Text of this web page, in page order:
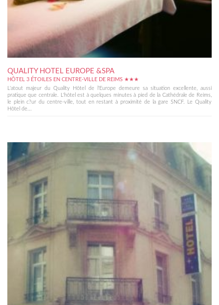
QUALITY HOTEL EUROPE &SPA
HÔTEL 3 ÉTOILES EN CENTRE-VILLE DE REIMS ★★★
L'atout majeur du Quality Hôtel de l'Europe demeure sa situation excellente, aussi
pratique que centrale. L'hôtel est à quelques minutes à pied de la Cathédrale de Reims,
le plein c?ur du centre-ville, tout en restant à proximité de la gare SNCF. Le Quality
Hôtel de...